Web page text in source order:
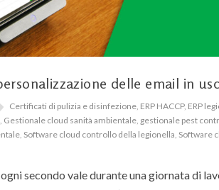
delle email in
Certificati di pulizia e disinfezione, ERP HACCP, ERP
, Gestionale cloud sanità ambientale, gestionale pest
, Software cloud controllo della legionella, Software
secondo vale durante una giornata di